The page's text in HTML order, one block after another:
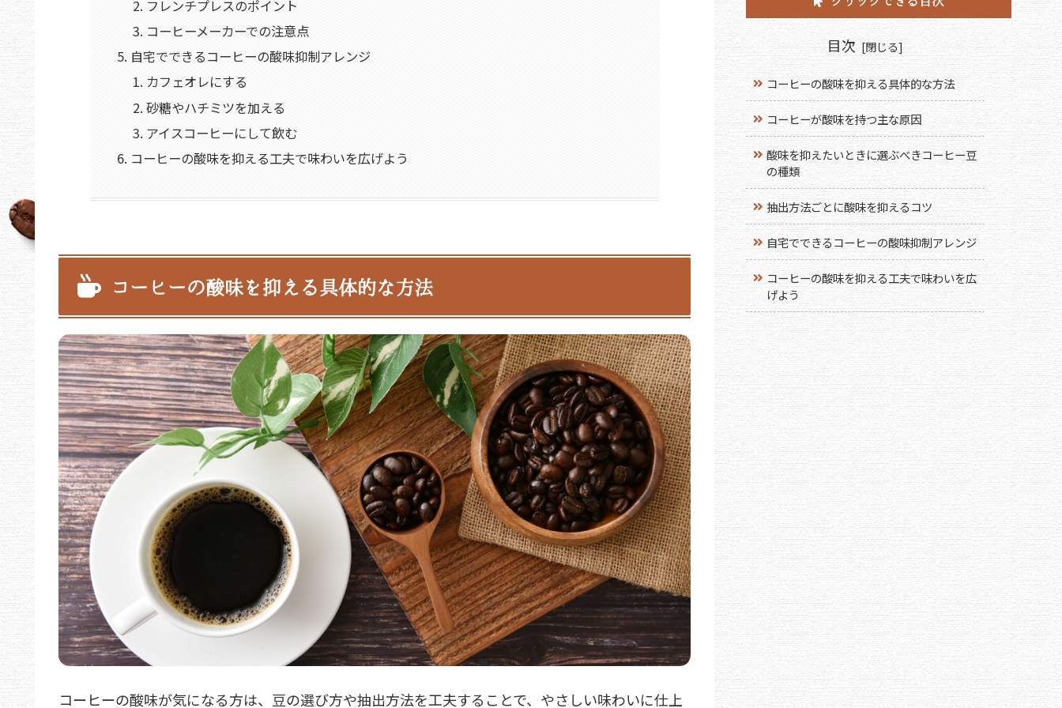
フレンチプレスのポイント
コーヒーメーカーでの注意点
自宅でできるコーヒーの酸味抑制アレンジ
カフェオレにする
砂糖やハチミツを加える
アイスコーヒーにして飲む
コーヒーの酸味を抑える工夫で味わいを広げよう
コーヒーの酸味を抑える具体的な方法
コーヒーの酸味が気になる方は、豆の選び方や抽出方法を工夫することで、やさしい味わいに仕上
目次
コーヒーの酸味を抑える具体的な方法
コーヒーが酸味を持つ主な原因
酸味を抑えたいときに選ぶべきコーヒー豆
の種類
抽出方法ごとに酸味を抑えるコツ
自宅でできるコーヒーの酸味抑制アレンジ
コーヒーの酸味を抑える工夫で味わいを広
げよう